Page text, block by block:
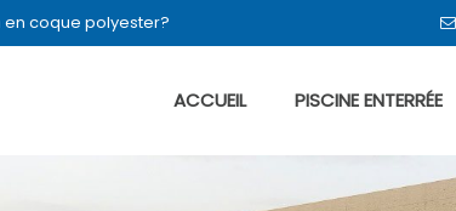
en coque polyester?
ACCUEIL PISCINE ENTERRÉE